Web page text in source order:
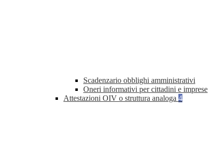
Scadenzario obblighi amministrativi
Oneri informativi per cittadini e imprese
Attestazioni OIV o struttura analoga 4